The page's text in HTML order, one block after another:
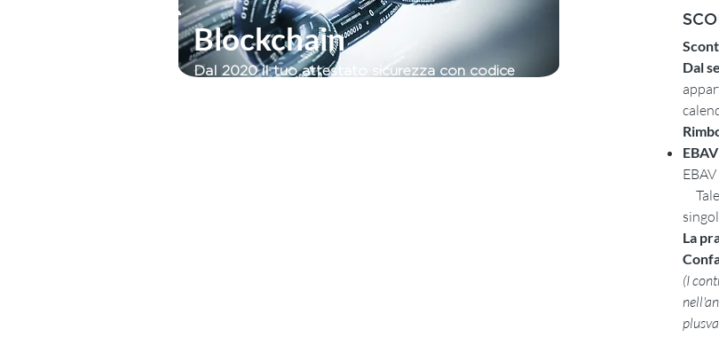
Blockchain
Dal 2020 il tuo attestato sicurezza con codice
Dal
La
(I